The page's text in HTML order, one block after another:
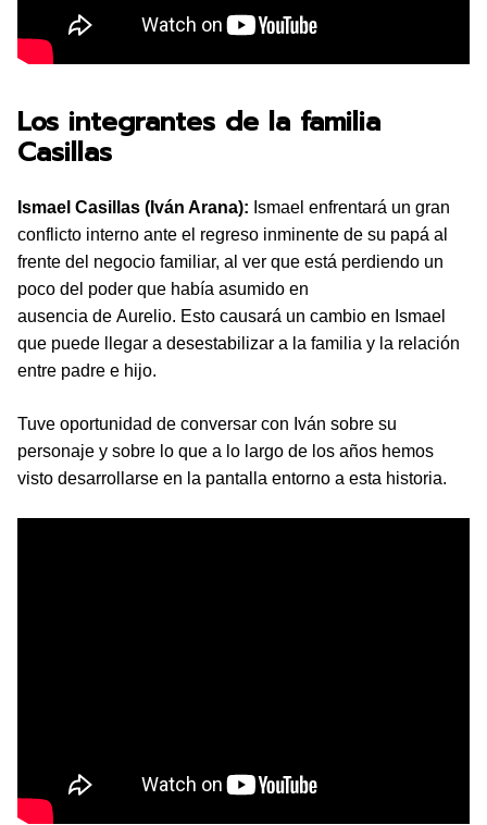
Los integrantes de la familia
Casillas
Ismael Casillas (Iván Arana): Ismael enfrentará un gran
conflicto interno ante el regreso inminente de su papá al
frente del negocio familiar, al ver que está perdiendo un
poco del poder que había asumido en
ausencia de Aurelio. Esto causará un cambio en Ismael
que puede llegar a desestabilizar a la familia y la relación
entre padre e hijo.
Tuve oportunidad de conversar con Iván sobre su
personaje y sobre lo que a lo largo de los años hemos
visto desarrollarse en la pantalla entorno a esta historia.